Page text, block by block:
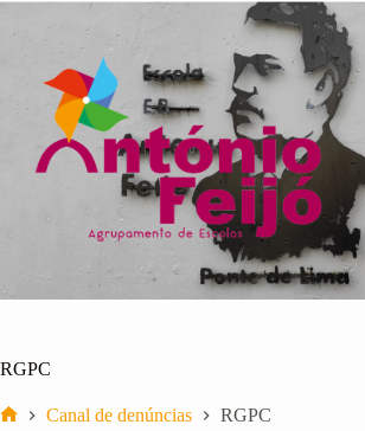
Pular
para
conteúdo
RGPC
Canal de denúncias RGPC